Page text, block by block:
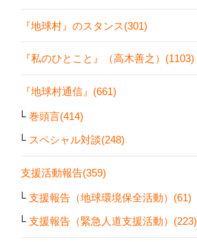
『地球村』のスタンス(301)
『私のひとこと』（高木善之）(1103)
『地球村通信』(661)
巻頭言(414)
スペシャル対談(248)
支援活動報告(359)
支援報告（地球環境保全活動）(61)
支援報告（緊急人道支援活動）(223)